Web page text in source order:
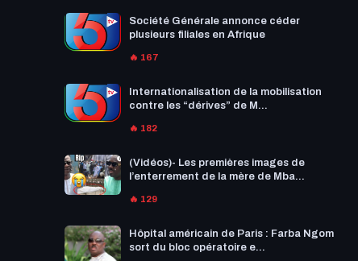
Société Générale annonce céder
plusieurs filiales en Afrique
🔥 167
Internationalisation de la mobilisation
contre les “dérives” de M...
🔥 182
(Vidéos)- Les premières images de
l’enterrement de la mère de Mba...
🔥 129
Hôpital américain de Paris : Farba Ngom
sort du bloc opératoire e...